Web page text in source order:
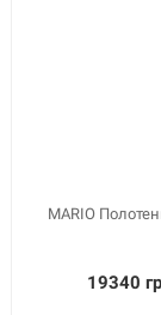
MARIO
19340